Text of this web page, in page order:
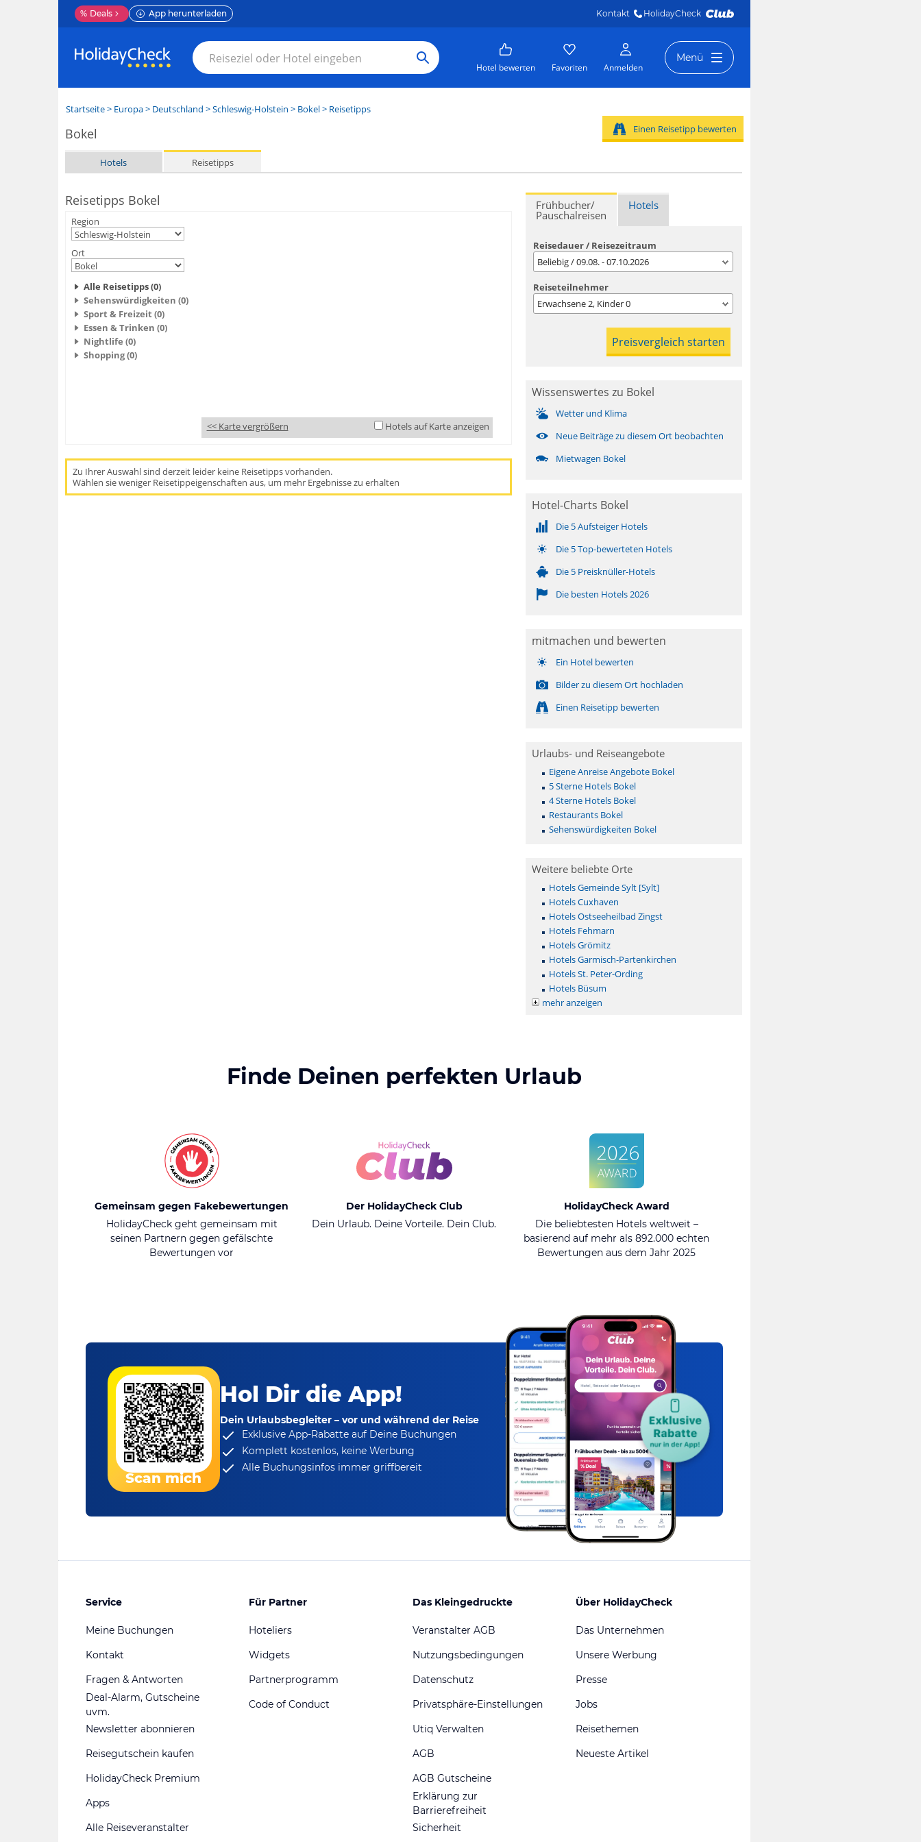
% Deals App herunterladen Kontakt HolidayCheck
Hotel bewerten Favoriten Anmelden
Menü
Startseite> Europa> Deutschland >Schleswig-Holstein > Bokel> Reisetipps
Bokel
Hotels Reisetipps
Einen Reisetipp bewerten
Reisetipps Bokel
Region
Ort
Alle Reisetipps (0)
Sehenswürdigkeiten (0)
Sport & Freizeit (0)
Essen & Trinken (0)
Nightlife (0)
Shopping (0)
<< Karte vergrößern Hotels auf Karte anzeigen
Zu Ihrer Auswahl sind derzeit leider keine Reisetipps vorhanden.
Wählen sie weniger Reisetippeigenschaften aus, um mehr Ergebnisse zu erhalten
Frühbucher/
Pauschalreisen
Hotels
Reisedauer / Reisezeitraum
Beliebig / 09.08. - 07.10.2026
Reiseteilnehmer
Erwachsene2, Kinder0
Wissenswertes zu Bokel
Wetter und Klima
Neue Beiträge zu diesem Ort beobachten
Mietwagen Bokel
Hotel-Charts Bokel
Die 5 Aufsteiger Hotels
Die 5 Top-bewerteten Hotels
Die 5 Preisknüller-Hotels
Die besten Hotels 2026
mitmachen und bewerten
Ein Hotel bewerten
Bilder zu diesem Ort hochladen
Einen Reisetipp bewerten
Urlaubs- und Reiseangebote
Eigene Anreise Angebote Bokel
5 Sterne Hotels Bokel
4 Sterne Hotels Bokel
Restaurants Bokel
Sehenswürdigkeiten Bokel
Weitere beliebte Orte
Hotels Gemeinde Sylt [Sylt]
Hotels Cuxhaven
Hotels Ostseeheilbad Zingst
Hotels Fehmarn
Hotels Grömitz
Hotels Garmisch-Partenkirchen
Hotels St. Peter-Ording
Hotels Büsum
mehr anzeigen
Finde Deinen perfekten Urlaub
Gemeinsam gegen Fakebewertungen
HolidayCheck geht gemeinsam mit
seinen Partnern gegen gefälschte
Bewertungen vor
Der HolidayCheck Club
Dein Urlaub. Deine Vorteile. Dein Club.
HolidayCheck Award
Die beliebtesten Hotels weltweit –
basierend auf mehr als 892.000 echten
Bewertungen aus dem Jahr 2025
Scan mich
Hol Dir die App!
Dein Urlaubsbegleiter – vor und während der Reise
Exklusive App-Rabatteauf Deine Buchungen
Komplett kostenlos, keine Werbung
Alle Buchungsinfos immer griffbereit
Service
Meine Buchungen
Kontakt
Fragen & Antworten
Deal-Alarm, Gutscheine
uvm.
Newsletter abonnieren
Reisegutschein kaufen
HolidayCheck Premium
Apps
Alle Reiseveranstalter
Für Partner
Hoteliers
Widgets
Partnerprogramm
Code of Conduct
Das Kleingedruckte
Veranstalter AGB
Nutzungsbedingungen
Datenschutz
Privatsphäre-Einstellungen
Utiq Verwalten
AGB
AGB Gutscheine
Erklärung zur
Barrierefreiheit
Sicherheit
Über HolidayCheck
Das Unternehmen
Unsere Werbung
Presse
Jobs
Reisethemen
Neueste Artikel